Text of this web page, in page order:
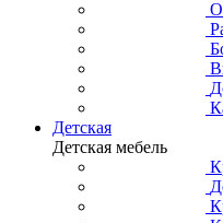
Детская
Детская мебель